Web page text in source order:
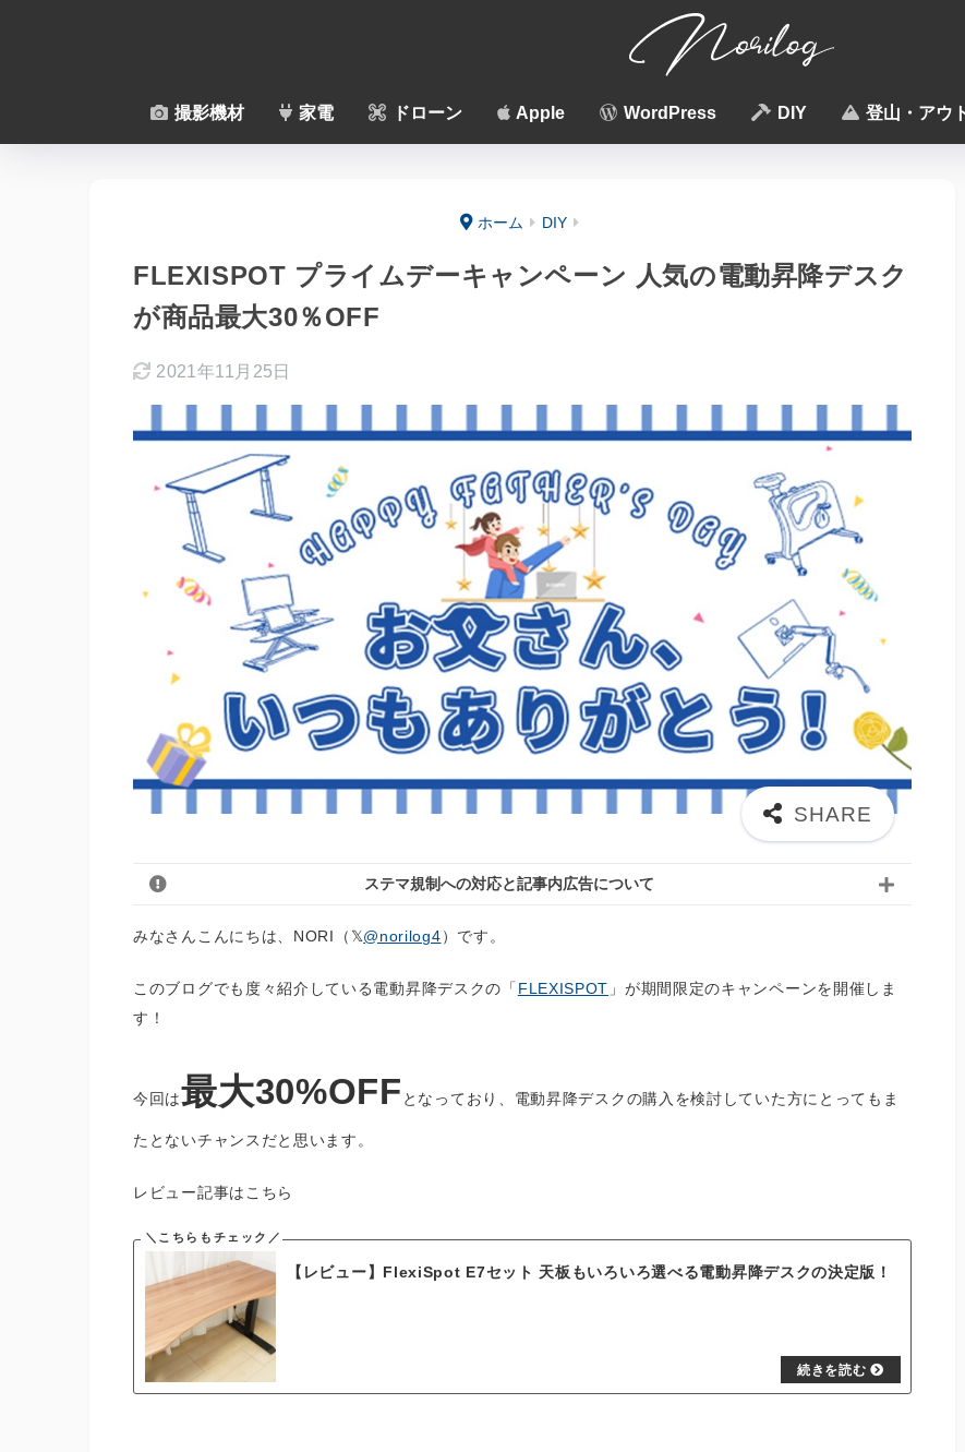
撮影機材 家電 ドローン Apple WordPress DIY 登山・アウ
ホーム DIY
FLEXISPOT プライムデーキャンペーン 人気の電動昇降デスク
が商品最大30％OFF
2021年11月25日
ステマ規制への対応と記事内広告について
みなさんこんにちは、NORI（ @norilog4）です。
このブログでも度々紹介している電動昇降デスクの「 FLEXISPOT 」が期間限定のキャンペーンを開催しま
す！
今回は最大30%OFF となっており、電動昇降デスクの購入を検討していた方にとってもま
たとないチャンスだと思います。
レビュー記事はこちら
【レビュー】FlexiSpot E7セット 天板もいろいろ選べる電動昇降デスクの決定版！